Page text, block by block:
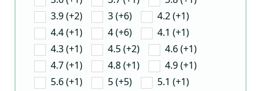
3.9 (+2)
3 (+6)
4.2 (+1)
4.4 (+1)
4 (+6)
4.1 (+1)
4.3 (+1)
4.5 (+2)
4.6 (+1)
4.7 (+1)
4.8 (+1)
4.9 (+1)
5.6 (+1)
5 (+5)
5.1 (+1)